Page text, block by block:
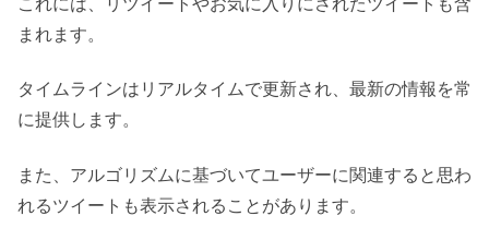
まれます。
タイムラインはリアルタイムで更新され、最新の情報を常
に提供します。
また、アルゴリズムに基づいてユーザーに関連すると思わ
れるツイートも表示されることがあります。